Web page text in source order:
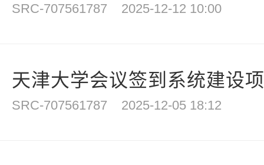
SRC-707561787 2025-12-12 10:00
天津大学会议签到系统建设
SRC-707561787 2025-12-05 18:12